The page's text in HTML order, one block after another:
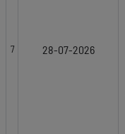
7 28-07-2026